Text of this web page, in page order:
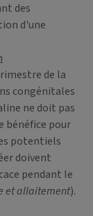
des
d'une
de la
congénitales
ne doit pas
bénéfice pour
potentiels
doivent
pendant le
et allaitement).